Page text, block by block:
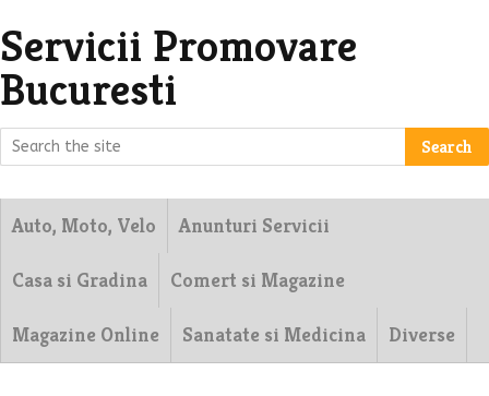
Servicii Promovare
Bucuresti
Search
Auto, Moto, Velo Anunturi Servicii
Casa si Gradina Comert si Magazine
Magazine Online Sanatate si Medicina Diverse